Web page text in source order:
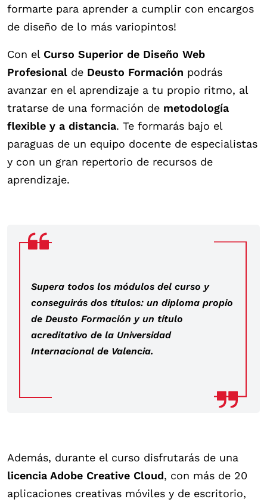
formarte para aprender a cumplir con encargos
de diseño de lo más variopintos!
Con el Curso Superior de Diseño Web
Profesional de Deusto Formación podrás
avanzar en el aprendizaje a tu propio ritmo, al
tratarse de una formación de metodología
flexible y a distancia. Te formarás bajo el
paraguas de un equipo docente de especialistas
y con un gran repertorio de recursos de
aprendizaje.
Supera todos los módulos del curso y
conseguirás dos títulos: un diploma propio
de Deusto Formación y un título
acreditativo de la Universidad
Internacional de Valencia.
Además, durante el curso disfrutarás de una
licencia Adobe Creative Cloud, con más de 20
aplicaciones creativas móviles y de escritorio,